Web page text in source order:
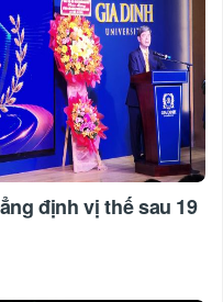
định vị thế sau 19